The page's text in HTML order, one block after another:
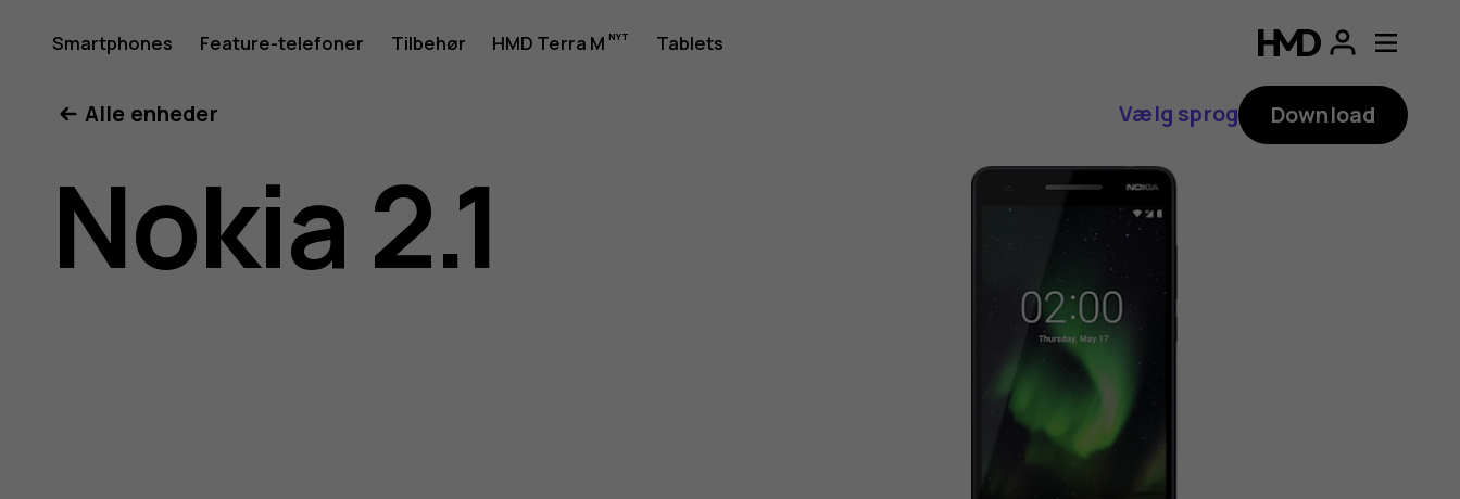
Brugervejledning
til
Nokia
Smartphones Feature-telefoner Tilbehør HMD Terra M Tablets
Alle enheder
Vælg sprog Download
Nokia 2.1